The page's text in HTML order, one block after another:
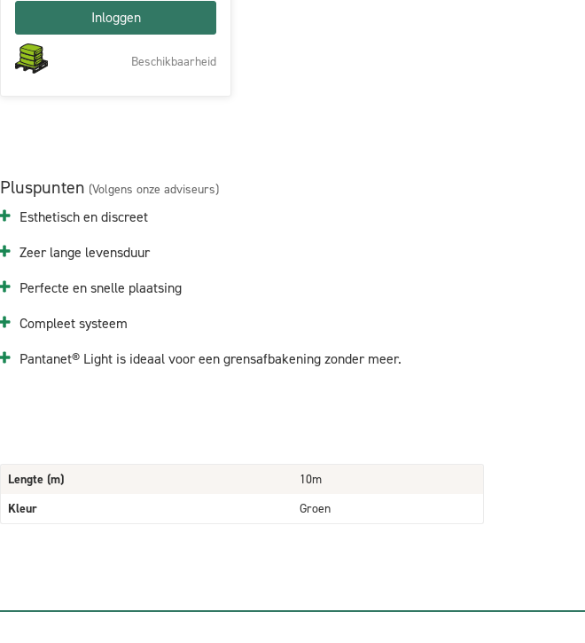
Inloggen
Beschikbaarheid
Pluspunten (Volgens onze adviseurs)
Esthetisch en discreet
Zeer lange levensduur
Perfecte en snelle plaatsing
Compleet systeem
Pantanet® Light is ideaal voor een grensafbakening zonder meer.
Lengte (m)
10m
Kleur
Groen